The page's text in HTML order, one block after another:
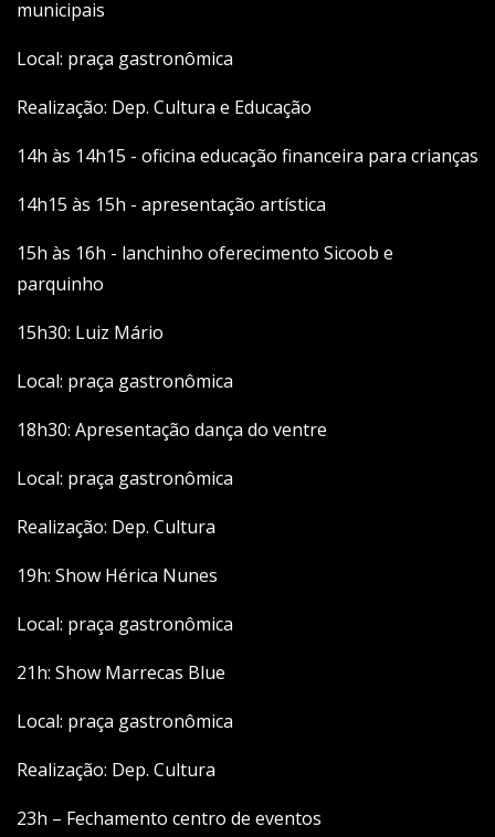
municipais
Local: praça gastronômica
Realização: Dep. Cultura e Educação
14h às 14h15 - oficina educação financeira para crianças
14h15 às 15h - apresentação artística
15h às 16h - lanchinho oferecimento Sicoob e
parquinho
15h30: Luiz Mário
Local: praça gastronômica
18h30: Apresentação dança do ventre
Local: praça gastronômica
Realização: Dep. Cultura
19h: Show Hérica Nunes
Local: praça gastronômica
21h: Show Marrecas Blue
Local: praça gastronômica
Realização: Dep. Cultura
23h – Fechamento centro de eventos